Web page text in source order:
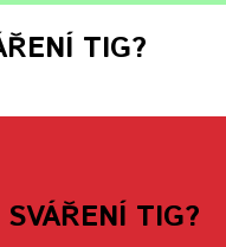
TIG?
TIG?